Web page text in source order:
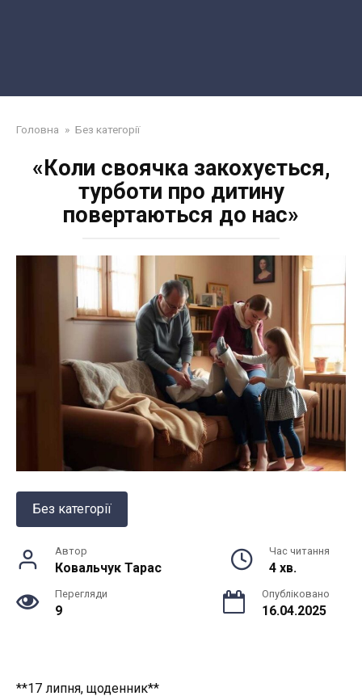
Головна » Без категорії
«Коли своячка закохується,
турботи про дитину
повертаються до нас»
Без категорії
Автор
Ковальчук Тарас
Час читання
4 хв.
Перегляди
9
Опубліковано
16.04.2025
**17 липня, щоденник**